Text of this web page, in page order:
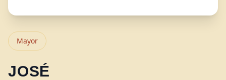
Mayor
JOSÉ